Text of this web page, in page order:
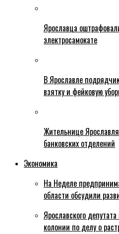
Ярославца
электросамокате
В Ярославле
взятку и фейковую
Жительнице
банковских отделений
Экономика
На Неделе
области обсудили
Ярославского
колонии по делу о